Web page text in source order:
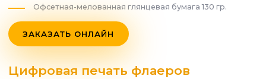
Офсетная-мелованная глянцевая бумага 130 гр.
ЗАКАЗАТЬ ОНЛАЙН
Цифровая печать флаеров